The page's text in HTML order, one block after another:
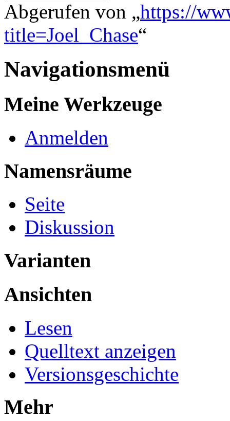
Abgerufen von „https://
title=Joel_Chase“
Navigationsmenü
Meine Werkzeuge
Anmelden
Namensräume
Seite
Diskussion
Varianten
Ansichten
Lesen
Quelltext anzeigen
Versionsgeschichte
Mehr